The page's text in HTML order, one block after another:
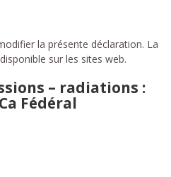
la présente déclaration. La
sur les sites web.
– radiations :
Fédéral